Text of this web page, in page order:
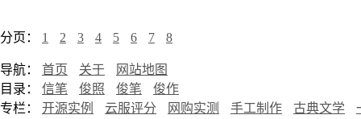
分页： 1 2 3 4 5 6 7 8
导航： 首页 关于
网站地图
目录： 信笔 俊照 俊笔
俊作
专栏： 开源实例 云服评分 网购实测 手工制作 古典文学